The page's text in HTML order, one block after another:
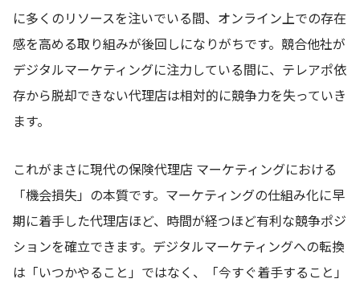
に多くのリソースを注いでいる間、オンライン上での存在
感を高める取り組みが後回しになりがちです。競合他社が
デジタルマーケティングに注力している間に、テレアポ依
存から脱却できない代理店は相対的に競争力を失っていき
ます。
これがまさに現代の保険代理店 マーケティングにおける
「機会損失」の本質です。マーケティングの仕組み化に早
期に着手した代理店ほど、時間が経つほど有利な競争ポジ
ションを確立できます。デジタルマーケティングへの転換
は「いつかやること」ではなく、「今すぐ着手すること」